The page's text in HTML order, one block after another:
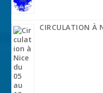
CIRCULATION À